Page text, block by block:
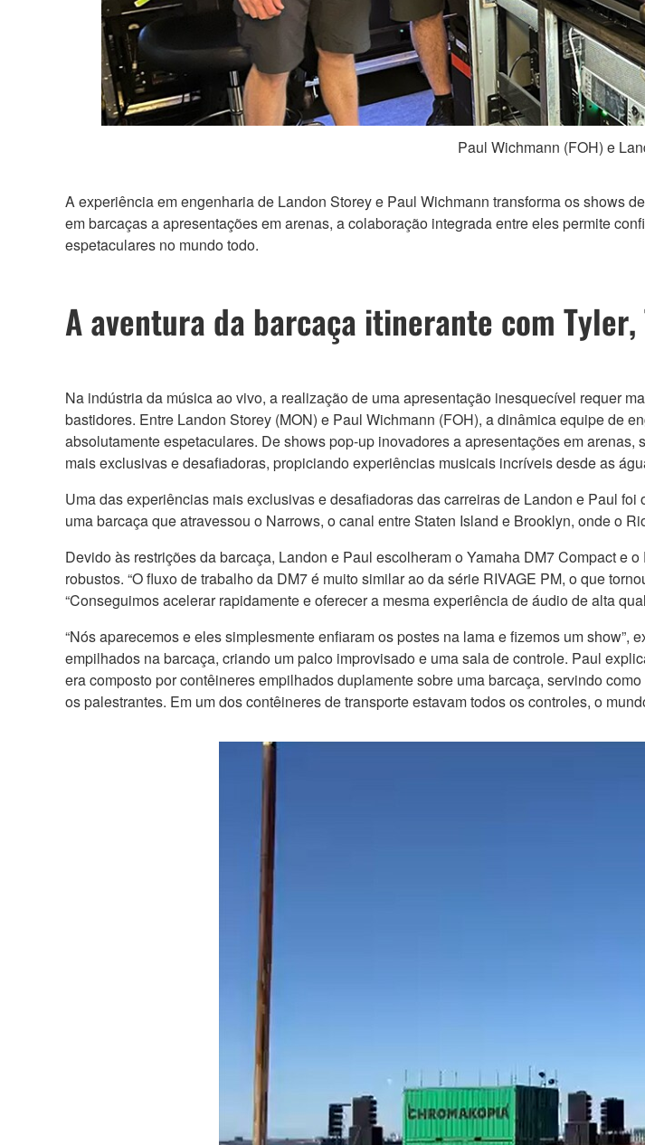
Paul Wichmann (FOH) e
A experiência em engenharia de Landon Storey e Paul Wichmann transforma os shows
em barcaças a apresentações em arenas, a colaboração integrada entre eles permite
espetaculares no mundo todo.
A aventura da barcaça itinerante com
Na indústria da música ao vivo, a realização de uma apresentação inesquecível requer
bastidores. Entre Landon Storey (MON) e Paul Wichmann (FOH), a dinâmica equipe de
absolutamente espetaculares. De shows pop-up inovadores a apresentações em
mais exclusivas e desafiadoras, propiciando experiências musicais incríveis desde as
Uma das experiências mais exclusivas e desafiadoras das carreiras de Landon e Paul
uma barcaça que atravessou o Narrows, o canal entre Staten Island e Brooklyn, onde o
Devido às restrições da barcaça, Landon e Paul escolheram o Yamaha DM7 Compact e
robustos. “O fluxo de trabalho da DM7 é muito similar ao da série RIVAGE PM, o que
“Conseguimos acelerar rapidamente e oferecer a mesma experiência de áudio de alta
“Nós aparecemos e eles simplesmente enfiaram os postes na lama e fizemos um
empilhados na barcaça, criando um palco improvisado e uma sala de controle. Paul
era composto por contêineres empilhados duplamente sobre uma barcaça, servindo
os palestrantes. Em um dos contêineres de transporte estavam todos os controles, o